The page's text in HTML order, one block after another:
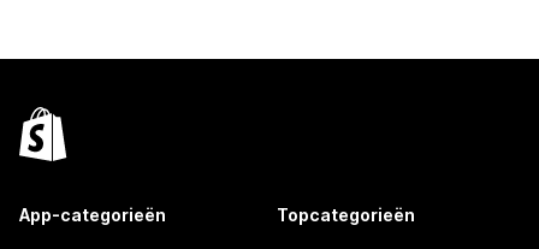
App-categorieën Topcategorieën